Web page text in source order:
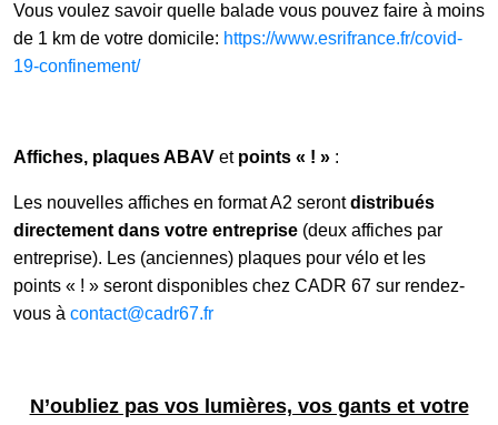
Vous voulez savoir quelle balade vous pouvez faire à moins
de 1 km de votre domicile: https://www.esrifrance.fr/covid-
19-confinement/
Affiches, plaques ABAV et points « ! » :
Les nouvelles affiches en format A2 serontdistribués
directement dans votre entreprise (deux affiches par
entreprise). Les (anciennes) plaques pour vélo et les
points « ! » seront disponibles chez CADR 67 sur rendez-
vous à contact@cadr67.fr
N’oubliez pas vos lumières, vos gants et votre